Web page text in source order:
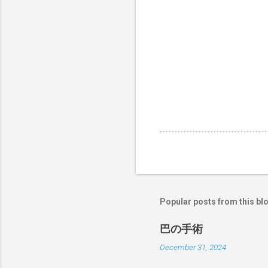
Popular posts from this
巴の手術
December 31, 2024